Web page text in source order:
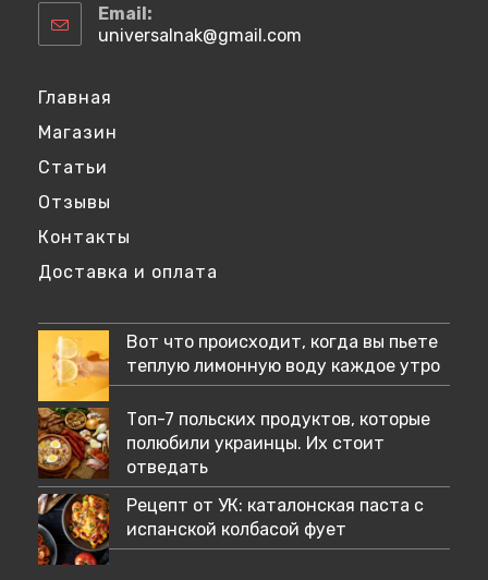
в
вашем
Email:
universalnak@gmail.com
Главная
Магазин
Статьи
Отзывы
Контакты
Доставка и оплата
Вот что происходит, когда вы пьете
теплую лимонную воду каждое утро
Топ-7 польских продуктов, которые
полюбили украинцы. Их стоит
отведать
Рецепт от УК: каталонская паста с
испанской колбасой фует